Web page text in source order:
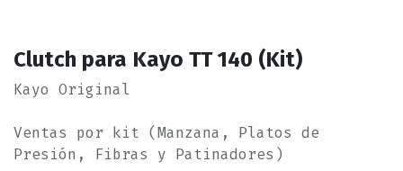
Clutch para Kayo TT 140 (Kit)
Kayo Original
Ventas por kit (Manzana, Platos de
Presión, Fibras y Patinadores)